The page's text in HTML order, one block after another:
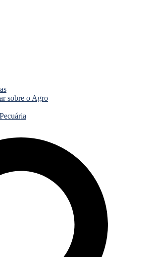
sobre o Agro